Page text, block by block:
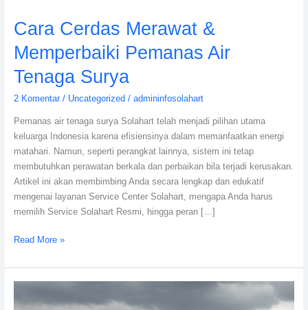
Cara Cerdas Merawat &
Memperbaiki Pemanas Air
Tenaga Surya
2 Komentar / Uncategorized / admininfosolahart
Pemanas air tenaga surya Solahart telah menjadi pilihan utama
keluarga Indonesia karena efisiensinya dalam memanfaatkan energi
matahari. Namun, seperti perangkat lainnya, sistem ini tetap
membutuhkan perawatan berkala dan perbaikan bila terjadi kerusakan.
Artikel ini akan membimbing Anda secara lengkap dan edukatif
mengenai layanan Service Center Solahart, mengapa Anda harus
memilih Service Solahart Resmi, hingga peran […]
Cara
Cerdas
Merawat
&
Memperbaiki
Pemanas
Read More »
Memperpanjang
Umur